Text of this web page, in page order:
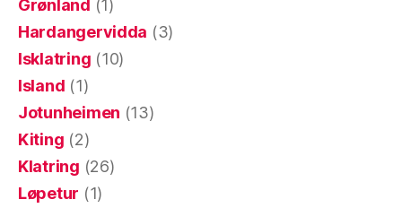
Grønland (1)
Hardangervidda (3)
Isklatring (10)
Island (1)
Jotunheimen (13)
Kiting (2)
Klatring (26)
Løpetur (1)